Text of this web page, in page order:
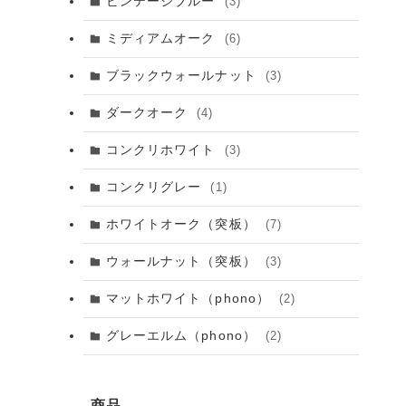
ミディアムオーク (6)
ブラックウォールナット (3)
ダークオーク (4)
コンクリホワイト (3)
コンクリグレー (1)
ホワイトオーク（突板） (7)
ウォールナット（突板） (3)
マットホワイト（phono） (2)
グレーエルム（phono） (2)